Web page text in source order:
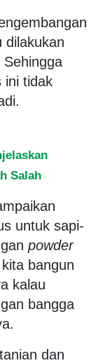
dilakukan
ini tidak
Salah
untuk sapi-
powder
bangun
kalau
bangga
dan